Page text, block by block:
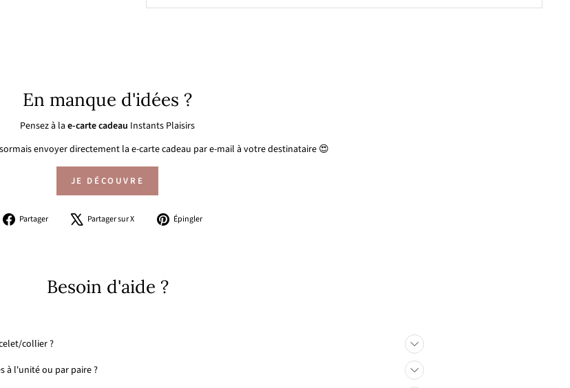
En manque d'idées ?
Pensez à la e-carte cadeau Instants Plaisirs
envoyer directement la e-carte cadeau par e-mail à votre destinataire 😍
JE DÉCOUVRE
Partager
PartagerPartager sur X
TweeterÉpingler
Besoin d'aide ?
collier ?
à l'unité ou par paire ?